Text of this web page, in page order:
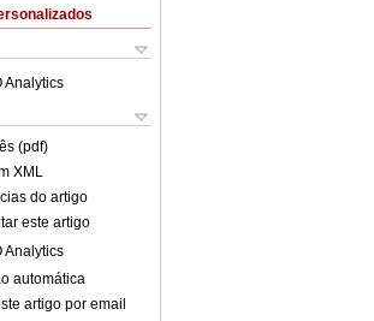
Analytics
(pdf)
XML
do artigo
este artigo
Analytics
automática
artigo por email